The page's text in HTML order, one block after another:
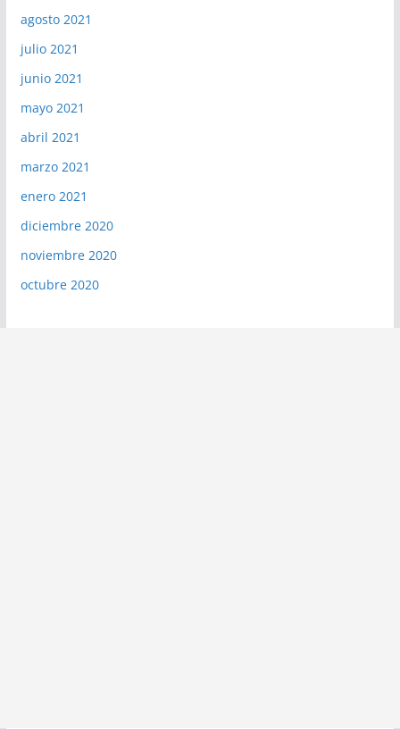
agosto 2021
julio 2021
junio 2021
mayo 2021
abril 2021
marzo 2021
enero 2021
diciembre 2020
noviembre 2020
octubre 2020